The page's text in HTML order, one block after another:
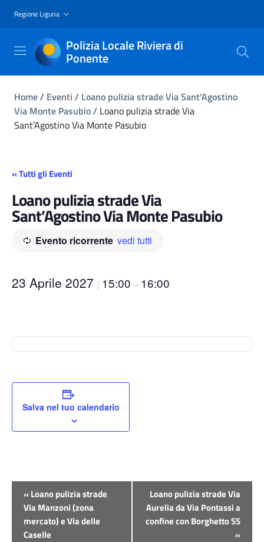
Regione Liguria
Polizia Locale Riviera di
Ponente
Home/ Eventi / Loano pulizia strade Via Sant’Agostino
Via Monte Pasubio/ Loano pulizia strade Via
Sant’Agostino Via Monte Pasubio
« Tutti gli Eventi
Loano pulizia strade Via
Sant’Agostino Via Monte Pasubio
Evento ricorrente vedi tutti
23 Aprile 2027 | 15:00 – 16:00
Salva nel tuo calendario
Evento
Navigazione
«Loano pulizia strade
Via Manzoni (zona
mercato) e Via delle
Caselle
Loano pulizia strade Via
Aurelia da Via Pontassi a
confine con Borghetto SS
»